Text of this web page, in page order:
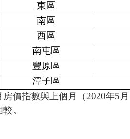
東區
南區
西區
南屯區
豐原區
潭子區
價指數與上個月（2020年5
較。